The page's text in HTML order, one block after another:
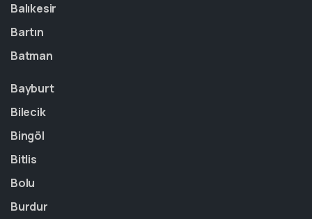
Balıkesir
Bartın
Batman
Bayburt
Bilecik
Bingöl
Bitlis
Bolu
Burdur